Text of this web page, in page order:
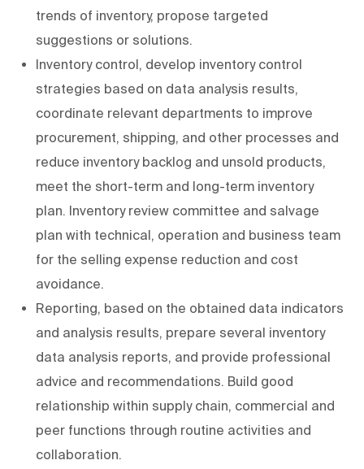
trends of inventory, propose targeted
suggestions or solutions.
Inventory control, develop inventory control
strategies based on data analysis results,
coordinate relevant departments to improve
procurement, shipping, and other processes and
reduce inventory backlog and unsold products,
meet the short-term and long-term inventory
plan. Inventory review committee and salvage
plan with technical, operation and business team
for the selling expense reduction and cost
avoidance.
Reporting, based on the obtained data indicators
and analysis results, prepare several inventory
data analysis reports, and provide professional
advice and recommendations. Build good
relationship within supply chain, commercial and
peer functions through routine activities and
collaboration.